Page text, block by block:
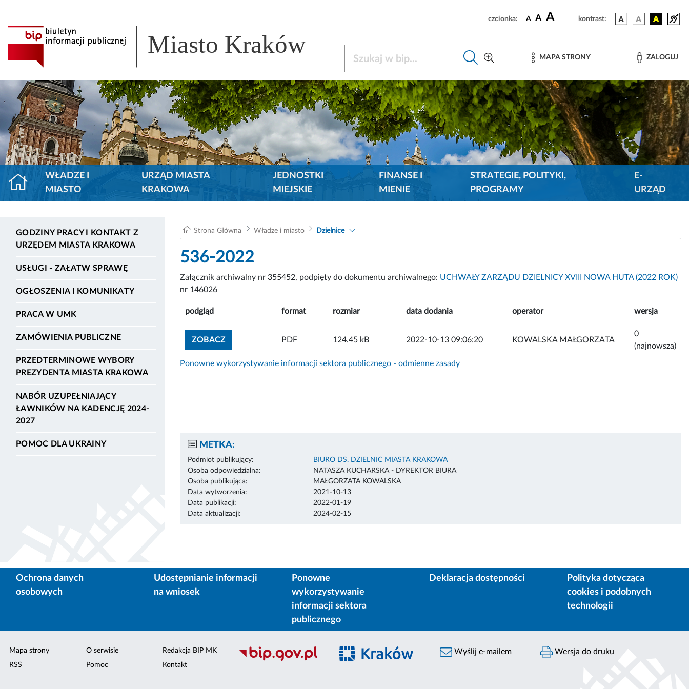
czcionka: A A A kontrast:
Miasto Kraków MAPA STRONY ZALOGUJ
WŁADZE I
MIASTO
URZĄD MIASTA
KRAKOWA
JEDNOSTKI
MIEJSKIE
FINANSE I
MIENIE
STRATEGIE, POLITYKI,
PROGRAMY
E-
URZĄD
GODZINY PRACY I KONTAKT Z
URZĘDEM MIASTA KRAKOWA
USŁUGI - ZAŁATW SPRAWĘ
OGŁOSZENIA I KOMUNIKATY
PRACA W UMK
ZAMÓWIENIA PUBLICZNE
PRZEDTERMINOWE WYBORY
PREZYDENTA MIASTA KRAKOWA
NABÓR UZUPEŁNIAJĄCY
ŁAWNIKÓW NA KADENCJĘ 2024-
2027
POMOC DLA UKRAINY
Strona Główna Władze i miasto Dzielnice
536-2022
Załącznik archiwalny nr 355452, podpięty do dokumentu archiwalnego: UCHWAŁY ZARZĄDU DZIELNICY XVIII NOWA HUTA (2022 ROK)
nr 146026
podgląd format rozmiar data dodania operator wersja
ZOBACZZOBACZ ZAŁĄCZNIK
PDF 124.45 kB 2022-10-13 09:06:20 KOWALSKA MAŁGORZATA
0
(najnowsza)
Ponowne wykorzystywanie informacji sektora publicznego - odmienne zasady
METKA:
Podmiot publikujący:
BIURO DS. DZIELNIC MIASTA KRAKOWA
Osoba odpowiedzialna:
NATASZA KUCHARSKA - DYREKTOR BIURA
Osoba publikująca:
MAŁGORZATA KOWALSKA
Data wytworzenia:
2021-10-13
Data publikacji:
2022-01-19
Data aktualizacji:
2024-02-15
Ochrona danych
osobowych
Udostępnianie informacji
na wniosek
Ponowne
wykorzystywanie
informacji sektora
publicznego
Deklaracja dostępności
Polityka dotycząca
cookies i podobnych
technologii
Mapa strony
RSS
O serwisie
Pomoc
Redakcja BIP MK
Kontakt
Wyślij e-mailem Wersja do druku